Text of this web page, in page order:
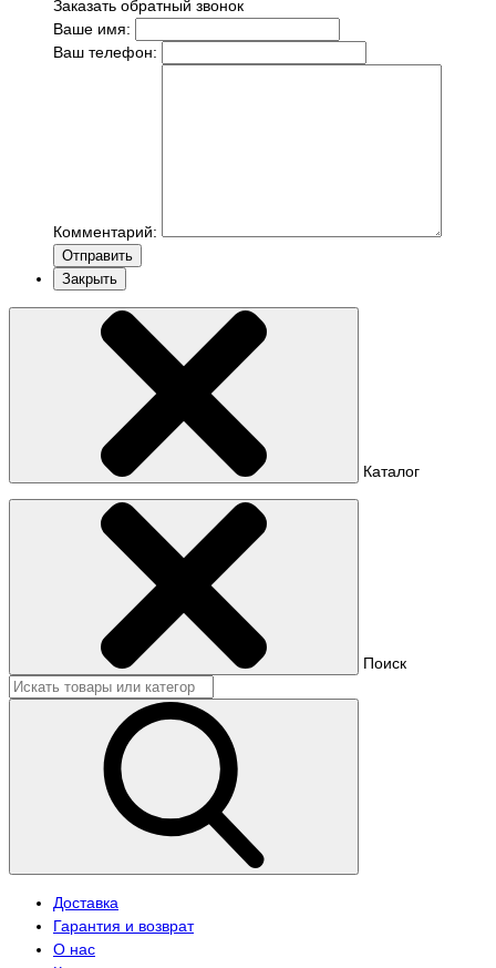
Заказать обратный звонок
Ваше имя:
Ваш телефон:
Комментарий:
Отправить
Закрыть
Каталог
Поиск
Доставка
Гарантия и возврат
О нас